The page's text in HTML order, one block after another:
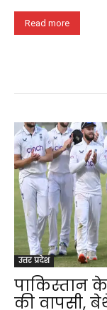
Read more
उत्तर प्रदेश
पाकिस्तान
की वापसी,